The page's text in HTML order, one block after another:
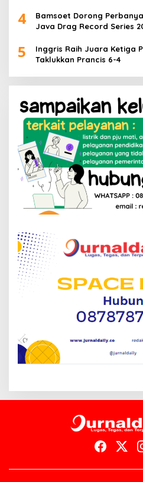
4
Bamsoet Dorong
Java Drag Record Series
5
Inggris Raih Juara Ketiga
Taklukkan Prancis 6-4